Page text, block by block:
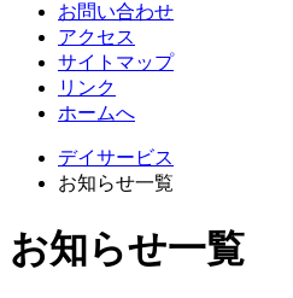
お問い合わせ
アクセス
サイトマップ
リンク
ホームへ
デイサービス
お知らせ一覧
お知らせ一覧